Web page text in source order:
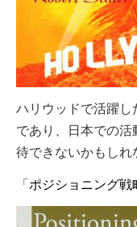
ハリウッドで活躍し
であり、日本での活
待できないかもしれ
「 ポジショニング戦